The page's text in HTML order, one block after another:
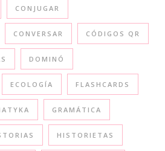
CONJUGAR
CONVERSAR CÓDIGOS QR
DOMINÓ
ECOLOGÍA FLASHCARDS
GRAMÁTICA
HISTORIETAS